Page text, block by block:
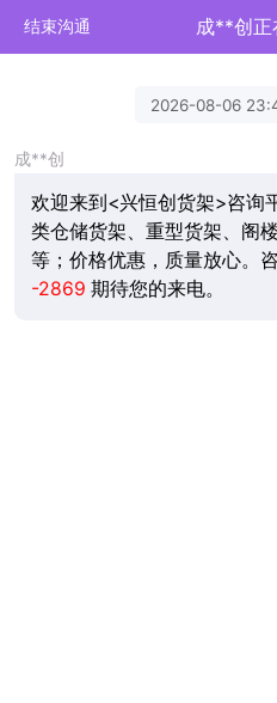
结束沟通 成**创正
2026-08-06
成**创
欢迎来到<兴恒创货架>咨询
类仓储货架、重型货架、阁
等；价格优惠，质量放心。
-2869 期待您的来电。